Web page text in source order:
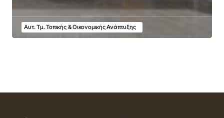
Αυτ. Τμ. Τοπικής & Οικονομικής Ανάπτυξης